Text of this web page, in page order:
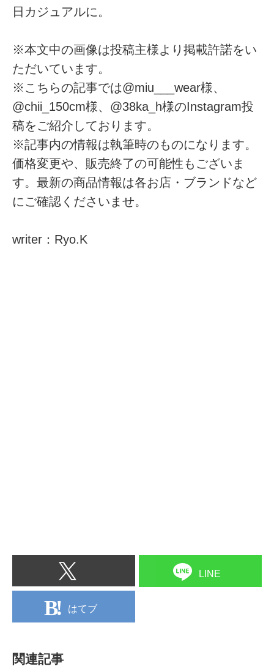
日カジュアルに。
※本文中の画像は投稿主様より掲載許諾をい
ただいています。
※こちらの記事では@miu___wear様、
@chii_150cm様、@38ka_h様のInstagram投
稿をご紹介しております。
※記事内の情報は執筆時のものになります。
価格変更や、販売終了の可能性もございま
す。最新の商品情報は各お店・ブランドなど
にご確認くださいませ。
writer：Ryo.K
LINE
はてブ
関連記事